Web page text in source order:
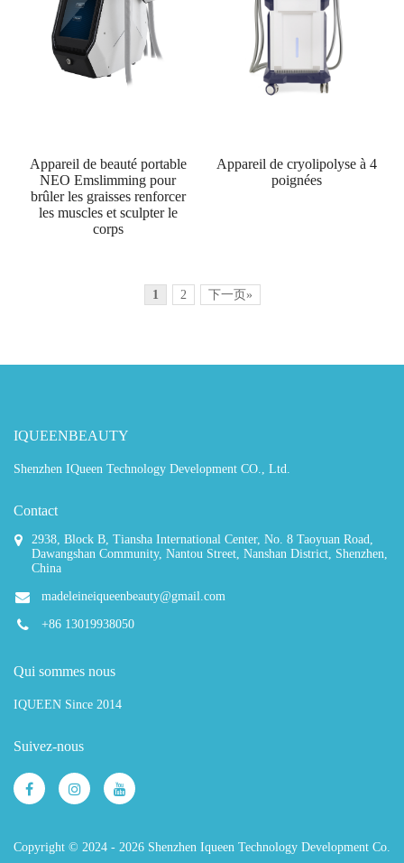
Appareil de beauté portable
NEO Emslimming pour
brûler les graisses renforcer
les muscles et sculpter le
corps
Appareil de cryolipolyse à 4
poignées
1 2 下一页»
IQUEENBEAUTY
Shenzhen IQueen Technology Development CO., Ltd.
Contact
2938, Block B, Tiansha International Center, No. 8 Taoyuan Road,
Dawangshan Community, Nantou Street, Nanshan District, Shenzhen,
China
madeleineiqueenbeauty@gmail.com
+86 13019938050
Qui sommes nous
IQUEEN Since 2014
Suivez-nous
Copyright © 2024 - 2026 Shenzhen Iqueen Technology Development Co.